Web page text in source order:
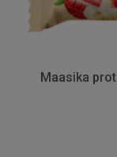
Maasika